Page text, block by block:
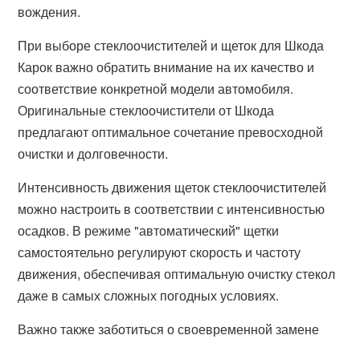
вождения.
При выборе стеклоочистителей и щеток для Шкода
Карок важно обратить внимание на их качество и
соответствие конкретной модели автомобиля.
Оригинальные стеклоочистители от Шкода
предлагают оптимальное сочетание превосходной
очистки и долговечности.
Интенсивность движения щеток стеклоочистителей
можно настроить в соответствии с интенсивностью
осадков. В режиме "автоматический" щетки
самостоятельно регулируют скорость и частоту
движения, обеспечивая оптимальную очистку стекол
даже в самых сложных погодных условиях.
Важно также заботиться о своевременной замене